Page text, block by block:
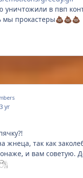
уничтожили в пвп
мы прокастеры💩💩💩
3 yr
жнеца, так как
и вам советую.